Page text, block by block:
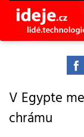
V Egypte
chrámu